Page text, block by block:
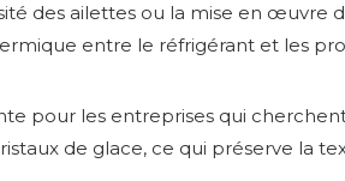
des ailettes ou la mise en œuvre
entre le réfrigérant et les
pour les entreprises qui
de glace, ce qui préserve la